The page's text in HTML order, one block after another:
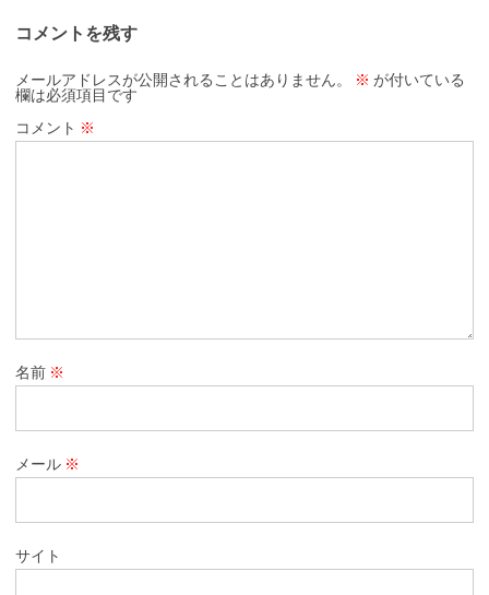
コメントを残す
メールアドレスが公開されることはありません。 ※ が付いている
欄は必須項目です
コメント ※
名前 ※
メール ※
サイト